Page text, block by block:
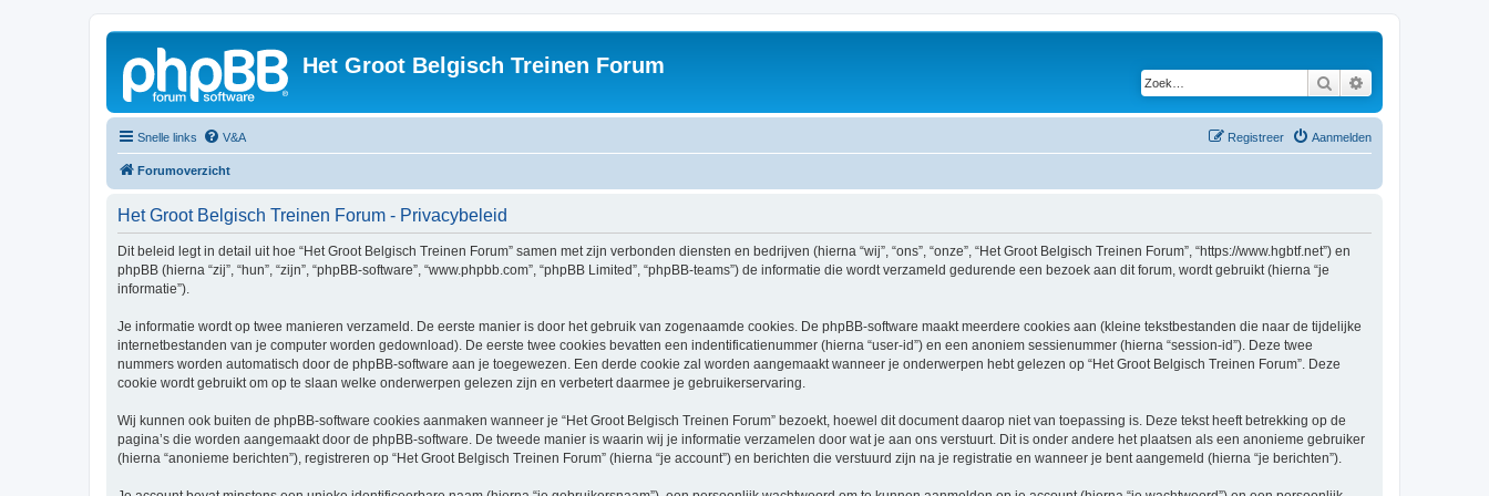
Het Groot Belgisch Treinen Forum
Zoek
Snelle links V&A Aanmelden
Registreer
Forumoverzicht
Het Groot Belgisch Treinen Forum - Privacybeleid
Dit beleid legt in detail uit hoe “Het Groot Belgisch Treinen Forum” samen met zijn verbonden diensten en bedrijven (hierna “wij”, “ons”, “onze”, “Het Groot Belgisch Treinen Forum”, “https://www.hgbtf.net”) en
phpBB (hierna “zij”, “hun”, “zijn”, “phpBB-software”, “www.phpbb.com”, “phpBB Limited”, “phpBB-teams”) de informatie die wordt verzameld gedurende een bezoek aan dit forum, wordt gebruikt (hierna “je
informatie”).
Je informatie wordt op twee manieren verzameld. De eerste manier is door het gebruik van zogenaamde cookies. De phpBB-software maakt meerdere cookies aan (kleine tekstbestanden die naar de tijdelijke
internetbestanden van je computer worden gedownload). De eerste twee cookies bevatten een indentificatienummer (hierna “user-id”) en een anoniem sessienummer (hierna “session-id”). Deze twee
nummers worden automatisch door de phpBB-software aan je toegewezen. Een derde cookie zal worden aangemaakt wanneer je onderwerpen hebt gelezen op “Het Groot Belgisch Treinen Forum”. Deze
cookie wordt gebruikt om op te slaan welke onderwerpen gelezen zijn en verbetert daarmee je gebruikerservaring.
Wij kunnen ook buiten de phpBB-software cookies aanmaken wanneer je “Het Groot Belgisch Treinen Forum” bezoekt, hoewel dit document daarop niet van toepassing is. Deze tekst heeft betrekking op de
pagina’s die worden aangemaakt door de phpBB-software. De tweede manier is waarin wij je informatie verzamelen door wat je aan ons verstuurt. Dit is onder andere het plaatsen als een anonieme gebruiker
(hierna “anonieme berichten”), registreren op “Het Groot Belgisch Treinen Forum” (hierna “je account”) en berichten die verstuurd zijn na je registratie en wanneer je bent aangemeld (hierna “je berichten”).